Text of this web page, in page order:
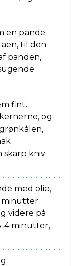
en pande
til den
panden,
fint.
og
skarp kniv
med olie,
minutter.
videre på
4 minutter,